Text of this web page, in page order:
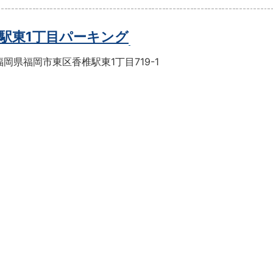
東1丁目パーキング
岡県福岡市東区香椎駅東1丁目719-1